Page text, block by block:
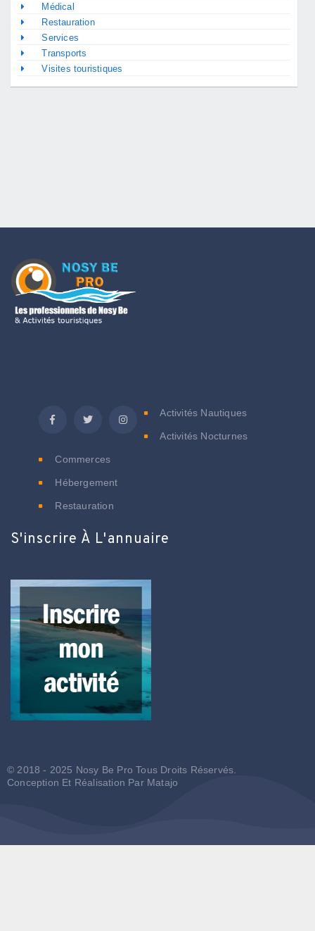
Médical
Restauration
Services
Transports
Visites touristiques
Activités Nautiques
Activités Nocturnes
Commerces
Hébergement
Restauration
S'inscrire À L'annuaire
© 2018 - 2025 Nosy Be Pro Tous Droits Réservés.
Conception Et Réalisation Par Matajo